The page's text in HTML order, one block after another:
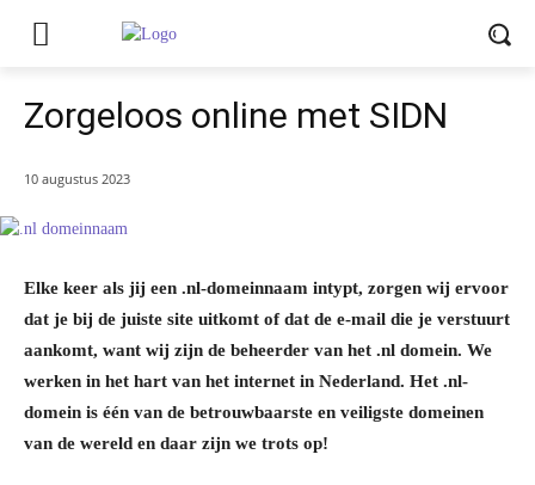
Zorgeloos online met SIDN
10 augustus 2023
Elke keer als jij een .nl-domeinnaam intypt, zorgen wij ervoor
dat je bij de juiste site uitkomt of dat de e-mail die je verstuurt
aankomt, want wij zijn de beheerder van het .nl domein. We
werken in het hart van het internet in Nederland. Het .nl-
domein is één van de betrouwbaarste en veiligste domeinen
van de wereld en daar zijn we trots op!